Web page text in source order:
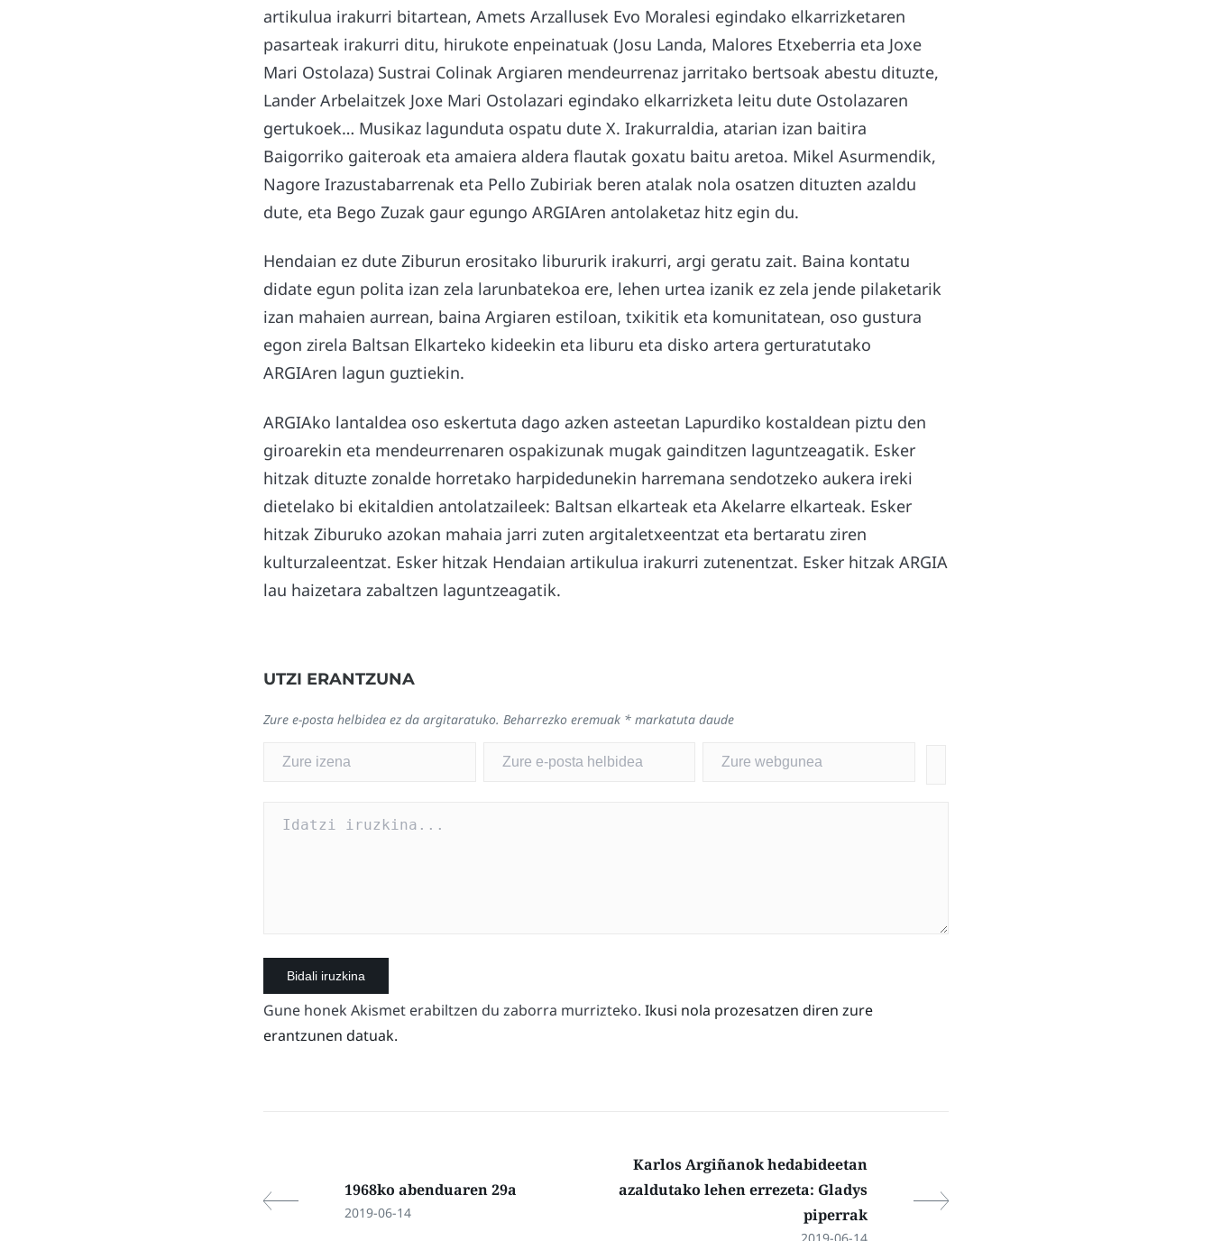
artikulua irakurri bitartean, Amets Arzallusek Evo Moralesi egindako elkarrizketaren
pasarteak irakurri ditu, hirukote enpeinatuak (Josu Landa, Malores Etxeberria eta Joxe
Mari Ostolaza) Sustrai Colinak Argiaren mendeurrenaz jarritako bertsoak abestu dituzte,
Lander Arbelaitzek Joxe Mari Ostolazari egindako elkarrizketa leitu dute Ostolazaren
gertukoek… Musikaz lagunduta ospatu dute X. Irakurraldia, atarian izan baitira
Baigorriko gaiteroak eta amaiera aldera flautak goxatu baitu aretoa. Mikel Asurmendik,
Nagore Irazustabarrenak eta Pello Zubiriak beren atalak nola osatzen dituzten azaldu
dute, eta Bego Zuzak gaur egungo ARGIAren antolaketaz hitz egin du.
Hendaian ez dute Ziburun erositako libururik irakurri, argi geratu zait. Baina kontatu
didate egun polita izan zela larunbatekoa ere, lehen urtea izanik ez zela jende pilaketarik
izan mahaien aurrean, baina Argiaren estiloan, txikitik eta komunitatean, oso gustura
egon zirela Baltsan Elkarteko kideekin eta liburu eta disko artera gerturatutako
ARGIAren lagun guztiekin.
ARGIAko lantaldea oso eskertuta dago azken asteetan Lapurdiko kostaldean piztu den
giroarekin eta mendeurrenaren ospakizunak mugak gainditzen laguntzeagatik. Esker
hitzak dituzte zonalde horretako harpidedunekin harremana sendotzeko aukera ireki
dietelako bi ekitaldien antolatzaileek: Baltsan elkarteak eta Akelarre elkarteak. Esker
hitzak Ziburuko azokan mahaia jarri zuten argitaletxeentzat eta bertaratu ziren
kulturzaleentzat. Esker hitzak Hendaian artikulua irakurri zutenentzat. Esker hitzak ARGIA
lau haizetara zabaltzen laguntzeagatik.
UTZI ERANTZUNA
Zure e-posta helbidea ez da argitaratuko. Beharrezko eremuak * markatuta daude
Gune honek Akismet erabiltzen du zaborra murrizteko. Ikusi nola prozesatzen diren zure
erantzunen datuak.
1968ko abenduaren 29a
2019-06-14
Karlos Argiñanok hedabideetan
azaldutako lehen errezeta: Gladys
piperrak
2019-06-14